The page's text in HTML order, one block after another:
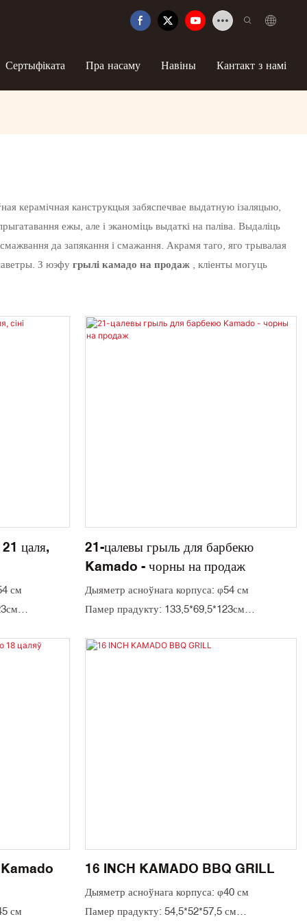
Сертыфіката Пра насаму Навіны Кантакт з намі
керамічная канструкцыя забяспечвае выдатную ізаляцыю,
ежы, але і эканоміць выдаткі на паліва. Выдаліць
да запякання і смажання. Акрамя таго, яго трывалая
З юэфу грылі камадо на продаж
, кліенты могуць
цаля,
см
21-цалевы грыль для барбекю
Kamado - чорны на продаж
Дыяметр асноўнага корпуса: φ54 см
Памер прадукту: 133,5*69,5*123см
Кардонная скрынка: 70*64*80см
Kamado
см
16 INCH KAMADO BBQ GRILL
Дыяметр асноўнага корпуса: φ40 см
Памер прадукту: 54,5*52*57,5 см